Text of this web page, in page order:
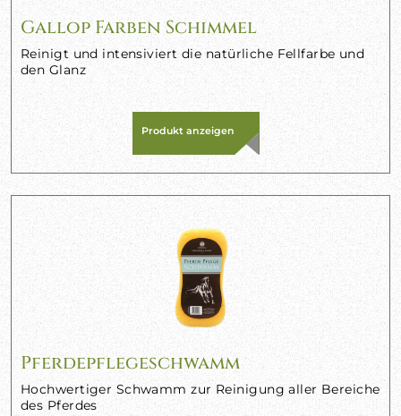
Gallop Farben Schimmel
Reinigt und intensiviert die natürliche Fellfarbe und
den Glanz
Produkt anzeigen
Pferdepflegeschwamm
Hochwertiger Schwamm zur Reinigung aller Bereiche
des Pferdes